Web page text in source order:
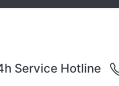
Service Hotline